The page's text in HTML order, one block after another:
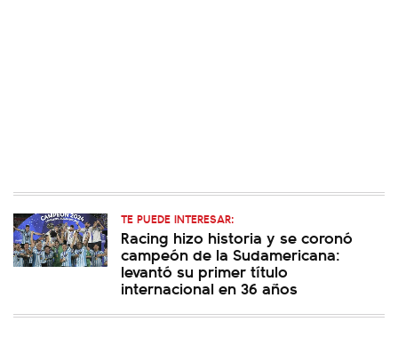
TE PUEDE INTERESAR:
Racing hizo historia y se coronó
campeón de la Sudamericana:
levantó su primer título
internacional en 36 años